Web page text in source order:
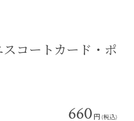
スコートカード・ポ
660 円(税込)